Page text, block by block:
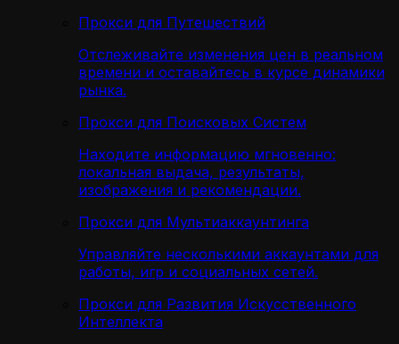
Прокси для Путешествий
Отслеживайте изменения цен в реальном
времени и оставайтесь в курсе динамики
рынка.
Прокси для Поисковых Систем
Находите информацию мгновенно:
локальная выдача, результаты,
изображения и рекомендации.
Прокси для Мультиаккаунтинга
Управляйте несколькими аккаунтами для
работы, игр и социальных сетей.
Прокси для Развития Искусственного
Интеллекта